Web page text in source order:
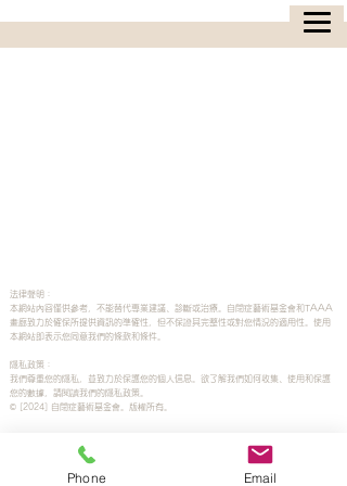
法律聲明：
本網站內容僅供參考，不能替代專業建議、診斷或治療。自閉症藝術基金會和TAAA
畫廊致力於確保所提供資訊的準確性，但不保證其完整性或對您情況的適用性。使用
本網站即表示您同意我們的條款和條件。
隱私政策：
我們尊重您的隱私，並致力於保護您的個人信息。欲了解我們如何收集、使用和保護
您的數據，請閱讀我們的隱私政策。
© [2024] 自閉症藝術基金會。版權所有。
Phone Email